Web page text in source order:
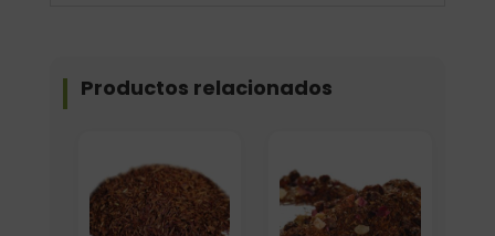
Productos relacionados